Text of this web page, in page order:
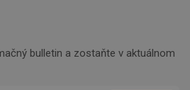
bulletin a zostaňte v aktuálnom